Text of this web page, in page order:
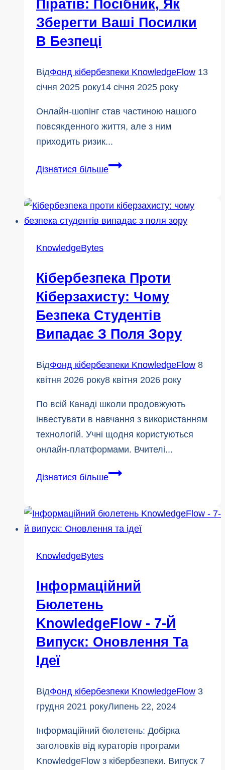
Піратів: Посібник, Як
Зберегти Ваші Посилки
В Безпеці
ВідФонд кібербезпеки KnowledgeFlow 13
січня 2025 року14 січня 2025 року
Онлайн-шопінг став частиною нашого
повсякденного життя, але з ним
приходить ризик...
Дізнатися більшеЯк
піратів:
Посібник,
посилки
в
безпеці
KnowledgeBytes
Кібербезпека Проти
Кіберзахисту: Чому
Безпека Студентів
Випадає З Поля Зору
ВідФонд кібербезпеки KnowledgeFlow 8
квітня 2026 року8 квітня 2026 року
По всій Канаді школи продовжують
інвестувати в навчання з використанням
технологій. Учні щодня користуються
онлайн-платформами. Вчителі...
Дізнатися більшеКібербезпека
чому
безпека
з
поля
KnowledgeBytes
Інформаційний
Бюлетень
KnowledgeFlow - 7-Й
Випуск: Оновлення Та
Ідеї
ВідФонд кібербезпеки KnowledgeFlow 3
грудня 2021 рокуЛипень 22, 2024
Інформаційний бюлетень: Добірка
заголовків від кураторів програми
KnowledgeFlow з кібербезпеки. Випуск 7